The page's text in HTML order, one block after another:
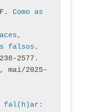
Como as
falsos
2577.
2025-
fal(h)ar: